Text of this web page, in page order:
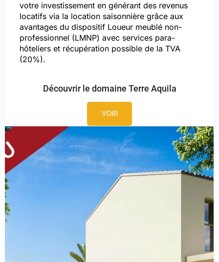
votre investissement en générant des revenus
locatifs via la location saisonnière grâce aux
avantages du dispositif Loueur meublé non-
professionnel (LMNP) avec services para-
hôteliers et récupération possible de la TVA
(20%).
Découvrir le domaine Terre Aquila
VOIR